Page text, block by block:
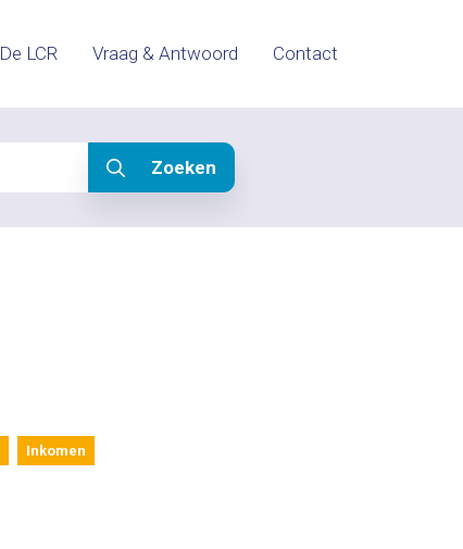
De LCR Vraag & Antwoord Contact
Zoeken
Inkomen